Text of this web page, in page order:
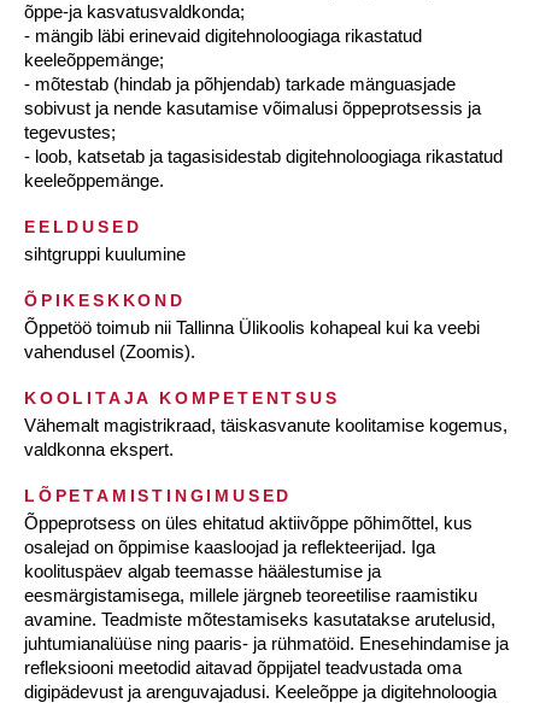
õppe-ja kasvatusvaldkonda;
- mängib läbi erinevaid digitehnoloogiaga rikastatud
keeleõppemänge;
- mõtestab (hindab ja põhjendab) tarkade mänguasjade
sobivust ja nende kasutamise võimalusi õppeprotsessis ja
tegevustes;
- loob, katsetab ja tagasisidestab digitehnoloogiaga rikastatud
keeleõppemänge.
EELDUSED
sihtgruppi kuulumine
ÕPIKESKKOND
Õppetöö toimub nii Tallinna Ülikoolis kohapeal kui ka veebi
vahendusel (Zoomis).
KOOLITAJA KOMPETENTSUS
Vähemalt magistrikraad, täiskasvanute koolitamise kogemus,
valdkonna ekspert.
LÕPETAMISTINGIMUSED
Õppeprotsess on üles ehitatud aktiivõppe põhimõttel, kus
osalejad on õppimise kaasloojad ja reflekteerijad. Iga
koolituspäev algab teemasse häälestumise ja
eesmärgistamisega, millele järgneb teoreetilise raamistiku
avamine. Teadmiste mõtestamiseks kasutatakse arutelusid,
juhtumianalüüse ning paaris- ja rühmatöid. Enesehindamise ja
refleksiooni meetodid aitavad õppijatel teadvustada oma
digipädevust ja arenguvajadusi. Keeleõppe ja digitehnoloogia